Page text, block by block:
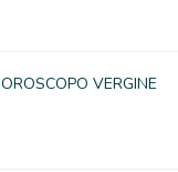
OROSCOPO VERGINE